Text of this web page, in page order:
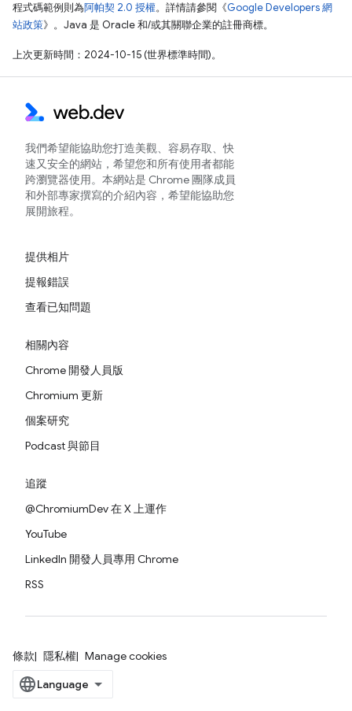
程式碼範例則為阿帕契 2.0 授權。詳情請參閱《Google Developers 網
站政策》。Java 是 Oracle 和/或其關聯企業的註冊商標。
上次更新時間：2024-10-15 (世界標準時間)。
我們希望能協助您打造美觀、容易存取、快
速又安全的網站，希望您和所有使用者都能
跨瀏覽器使用。本網站是 Chrome 團隊成員
和外部專家撰寫的介紹內容，希望能協助您
展開旅程。
提供相片
提報錯誤
查看已知問題
相關內容
Chrome 開發人員版
Chromium 更新
個案研究
Podcast 與節目
追蹤
@ChromiumDev 在 X 上運作
YouTube
LinkedIn 開發人員專用 Chrome
RSS
條款 隱私權 Manage cookies